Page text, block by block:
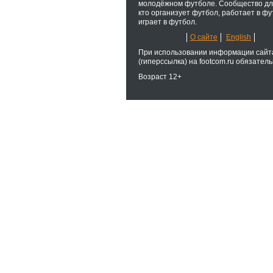
молодёжном футболе. Сообщество
кто организует футбол, работает в
играет в футбол.
О сайте
English
При использовании информации
(гиперссылка) на footcom.ru
Возраст 12+